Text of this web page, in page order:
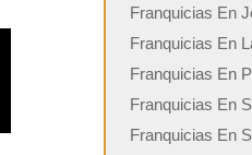
Franquicias En
Franquicias En
Franquicias En
Franquicias En
Franquicias En